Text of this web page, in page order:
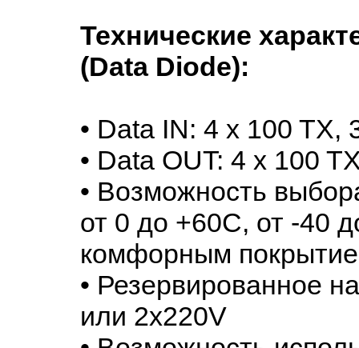
Технические
(Data Diode):
• Data IN: 4 x 100 TX,
• Data OUT: 4 x 100
• Возможность
от 0 до +60C, от -40
комфорным
• Резервированное
или 2x220V